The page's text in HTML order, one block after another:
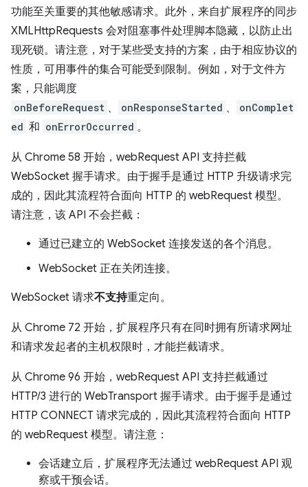
功能至关重要的其他敏感请求。此外，来自扩展程序的同步
XMLHttpRequests 会对阻塞事件处理脚本隐藏，以防止出
现死锁。请注意，对于某些受支持的方案，由于相应协议的
性质，可用事件的集合可能受到限制。例如，对于文件方
案，只能调度
onBeforeRequest 、 onResponseStarted 、
onComplet
ed 和 onErrorOccurred 。
从 Chrome 58 开始，webRequest API 支持拦截
WebSocket 握手请求。由于握手是通过 HTTP 升级请求完
成的，因此其流程符合面向 HTTP 的 webRequest 模型。
请注意，该 API 不会拦截：
通过已建立的 WebSocket 连接发送的各个消息。
WebSocket 正在关闭连接。
WebSocket 请求不支持重定向。
从 Chrome 72 开始，扩展程序只有在同时拥有所请求网址
和请求发起者的主机权限时，才能拦截请求。
从 Chrome 96 开始，webRequest API 支持拦截通过
HTTP/3 进行的 WebTransport 握手请求。由于握手是通过
HTTP CONNECT 请求完成的，因此其流程符合面向 HTTP
的 webRequest 模型。请注意：
会话建立后，扩展程序无法通过 webRequest API 观
察或干预会话。